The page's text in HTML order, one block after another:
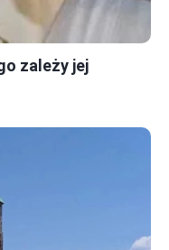
zależy jej